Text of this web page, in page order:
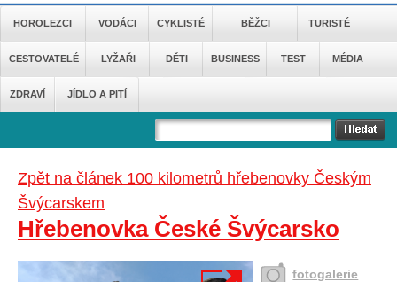
HOROLEZCI VODÁCI CYKLISTÉ BĚŽCI TURISTÉ
CESTOVATELÉ LYŽAŘI DĚTI BUSINESS TEST MÉDIA
ZDRAVÍ JÍDLO A PITÍ
Zpět na článek 100 kilometrů hřebenovky Českým
Švýcarskem
Hřebenovka České Švýcarsko
fotogalerie